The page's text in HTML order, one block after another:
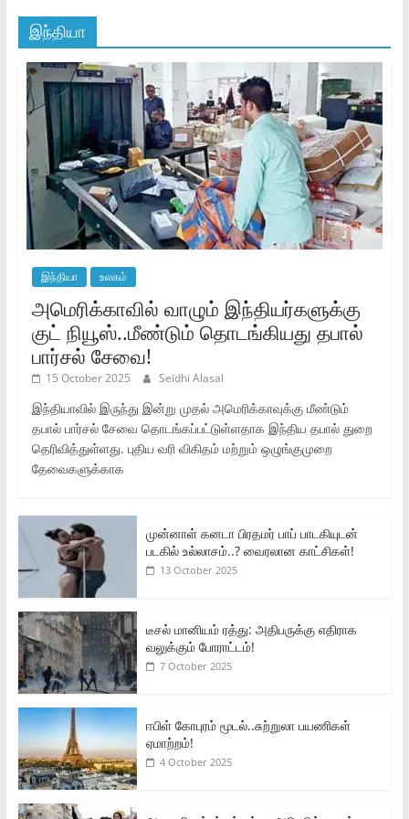
இந்தியா
இந்தியா உலகம்
அமெரிக்காவில் வாழும் இந்தியர்களுக்கு
குட் நியூஸ்..மீண்டும் தொடங்கியது தபால்
பார்சல் சேவை!
15 October 2025 Seidhi Alasal
இந்தியாவில் இருந்து இன்று முதல் அமெரிக்காவுக்கு மீண்டும்
தபால் பார்சல் சேவை தொடங்கப்பட்டுள்ளதாக இந்திய தபால் துறை
தெரிவித்துள்ளது. புதிய வரி விகிதம் மற்றும் ஒழுங்குமுறை
தேவைகளுக்காக
முன்னாள் கனடா பிரதமர் பாப் பாடகியுடன்
படகில் உல்லாசம்..? வைரலான காட்சிகள்!
13 October 2025
டீசல் மானியம் ரத்து: அதிபருக்கு எதிராக
வலுக்கும் போராட்டம்!
7 October 2025
ஈபிள் கோபுரம் மூடல்..சுற்றுலா பயணிகள்
ஏமாற்றம்!
4 October 2025